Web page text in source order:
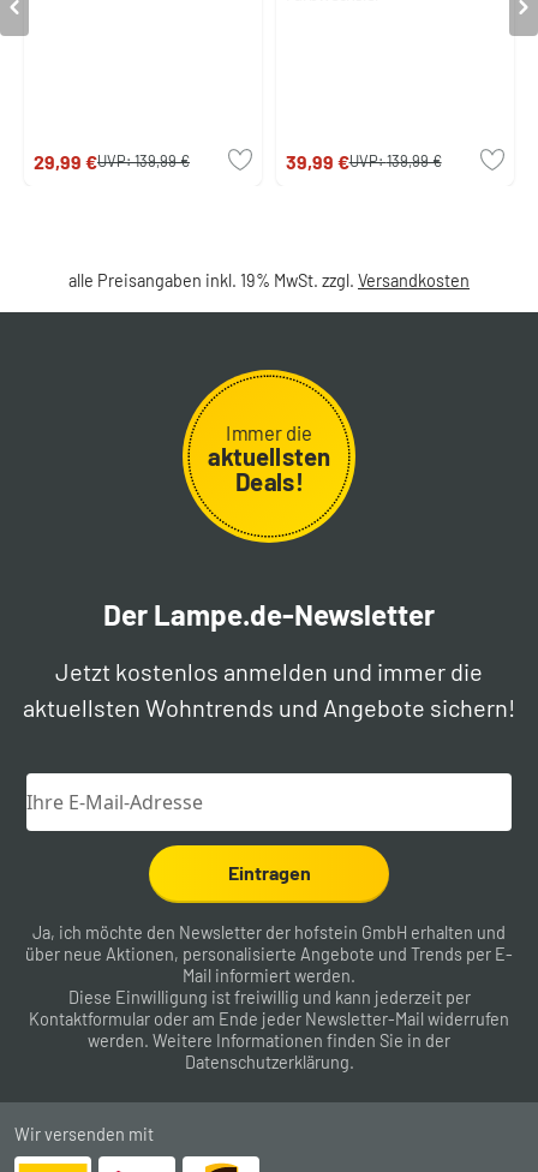
29,99 €UVP:139,99 € 39,99 €UVP:139,99 €
alle Preisangaben inkl. 19% MwSt. zzgl. Versandkosten
Immer die
aktuellsten
Deals!
Der Lampe.de-Newsletter
Jetzt kostenlos anmelden und immer die
aktuellsten Wohntrends und Angebote sichern!
Eintragen
Ja, ich möchte den Newsletter der hofstein GmbH erhalten und
über neue Aktionen, personalisierte Angebote und Trends per E-
Mail informiert werden.
Diese Einwilligung ist freiwillig und kann jederzeit per
Kontaktformular oder am Ende jeder Newsletter-Mail widerrufen
werden. Weitere Informationen finden Sie in der
Datenschutzerklärung.
Wir versenden mit